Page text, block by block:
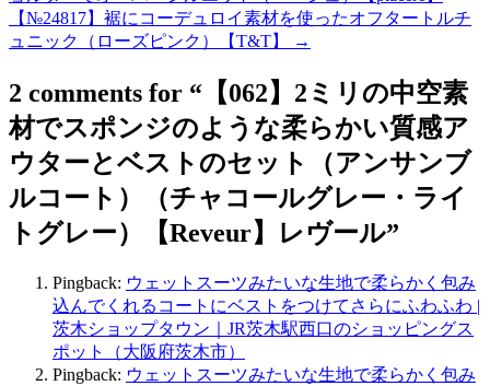
【№24817】裾にコーデュロイ素材を使ったオフタートルチ
ュニック（ローズピンク）【T&T】
→
2 comments for “ 【062】2ミリの中空素
材でスポンジのような柔らかい質感ア
ウターとベストのセット（アンサンブ
ルコート）（チャコールグレー・ライ
トグレー）【Reveur】レヴール”
Pingback: ウェットスーツみたいな生地で柔らかく包み
込んでくれるコートにベストをつけてさらにふわふわ |
茨木ショップタウン｜JR茨木駅西口のショッピングス
ポット（大阪府茨木市）
Pingback: ウェットスーツみたいな生地で柔らかく包み